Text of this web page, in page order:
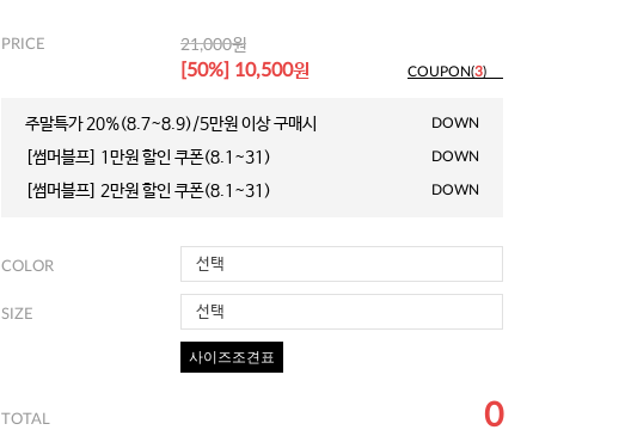
PRICE 21,000원
[50%] 10,500원 COUPON(3)
주말특가 20%(8.7~8.9)/5만원 이상 구매시 DOWN
[썸머블프] 1만원 할인 쿠폰(8.1~31) DOWN
[썸머블프] 2만원 할인 쿠폰(8.1~31) DOWN
COLOR 선택
SIZE 선택
사이즈조견표
TOTAL 0